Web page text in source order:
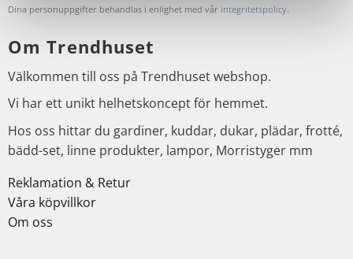
Dina personuppgifter behandlas i enlighet med vår integritetspolicy.
Om Trendhuset
Välkommen till oss på Trendhuset webshop.
Vi har ett unikt helhetskoncept för hemmet.
Hos oss hittar du gardiner, kuddar, dukar, plädar, frotté,
bädd-set, linne produkter, lampor, Morristyger mm
Reklamation & Retur
Våra köpvillkor
Om oss